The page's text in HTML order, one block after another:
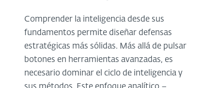
Comprender la inteligencia desde sus
fundamentos permite diseñar defensas
estratégicas más sólidas. Más allá de pulsar
botones en herramientas avanzadas, es
necesario dominar el ciclo de inteligencia y